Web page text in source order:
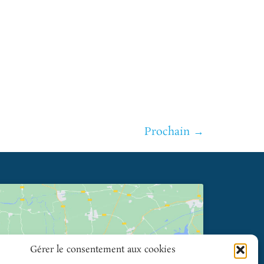
Gérer le consentement aux cookies
Prochain →